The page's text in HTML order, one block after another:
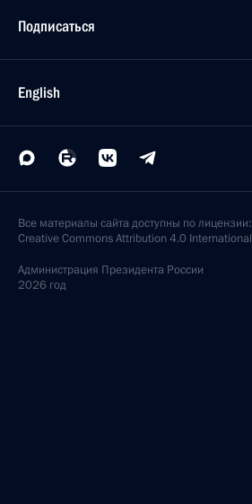
Подписаться
English
Все материалы сайта доступны по лицензии:
Creative Commons Attribution 4.0 International
Администрация Президента России
2026 год